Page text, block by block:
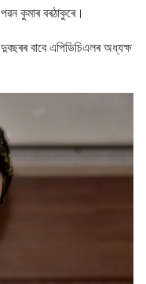
কুমাৰ বৰঠাকুৰে।
বাবে এপিডিচিএলৰ অধ্যক্ষ